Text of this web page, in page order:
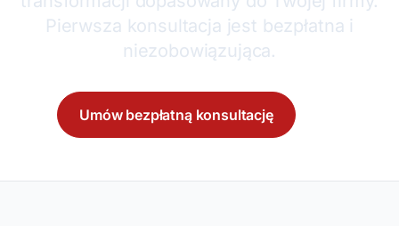
Pierwsza konsultacja jest bezpłatna i
niezobowiązująca.
Umów bezpłatną konsultację